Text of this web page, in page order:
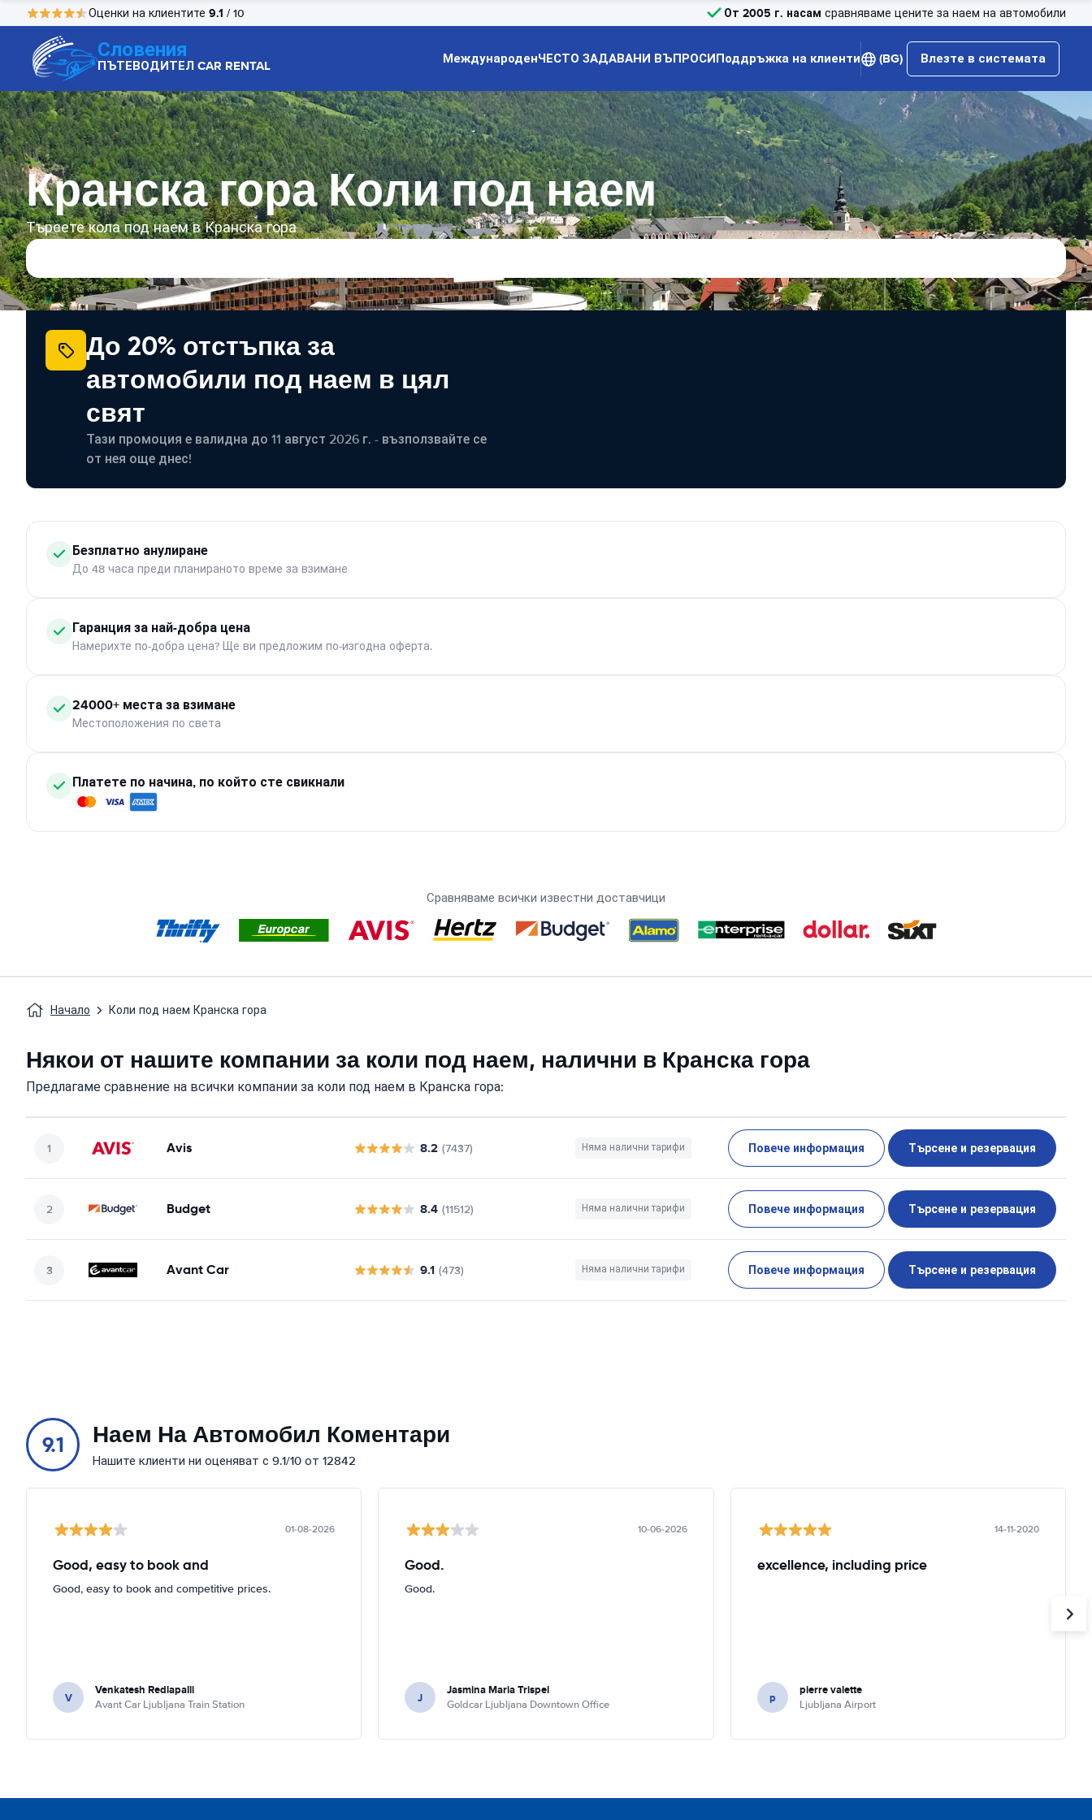
Оценки на клиентите 9.1 / 10 От 2005 г. насам сравняваме цените за наем на автомобили
Словения
ПЪТЕВОДИТЕЛ CAR RENTAL МеждународенЧЕСТО ЗАДАВАНИ ВЪПРОСИПоддръжка на клиенти (BG) Влезте в системата
Кранска гора Коли под наем
Търсете кола под наем в Кранска гора
До 20% отстъпка за
автомобили под наем в цял
свят
Тази промоция е валидна до 11 август 2026 г. - възползвайте се
от нея още днес!
Безплатно анулиране
До 48 часа преди планираното време за взимане
Гаранция за най-добра цена
Намерихте по-добра цена? Ще ви предложим по-изгодна оферта.
24000+ места за взимане
Местоположения по света
Платете по начина, по който сте свикнали
Сравняваме всички известни доставчици
Начало Коли под наем Кранска гора
Някои от нашите компании за коли под наем, налични в Кранска гора
Предлагаме сравнение на всички компании за коли под наем в Кранска гора:
Avis 8.2 (7437) Няма налични тарифи Повече информация Търсене и резервация
Budget 8.4 (11512) Няма налични тарифи Повече информация Търсене и резервация
Avant Car 9.1 (473) Няма налични тарифи Повече информация Търсене и резервация
9.1 Наем На Автомобил Коментари
Нашите клиенти ни оценяват с 9.1/10 от 12842
01-08-2026
Good, easy to book and
Good, easy to book and competitive prices.
V Venkatesh Redlapalli
Avant Car Ljubljana Train Station
10-06-2026
Good.
Good.
J Jasmina Maria Trispel
Goldcar Ljubljana Downtown Office
14-11-2020
excellence, including price
p pierre valette
Ljubljana Airport